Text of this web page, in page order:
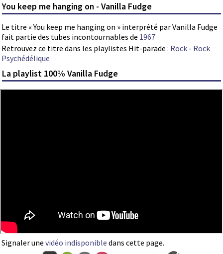
You keep me hanging on - Vanilla Fudge
Le titre « You keep me hanging on » interprété par Vanilla Fudge
fait partie des tubes incontournables de 1967
Retrouvez ce titre dans les playlistes Hit-parade : Rock - Rock
Psychédélique
La playlist 100% Vanilla Fudge
Signaler une vidéo indisponible dans cette page.